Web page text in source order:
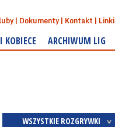
Dokumenty Kontakt Linki
KOBIECE ARCHIWUM LIG
WSZYSTKIE ROZGRYWKI